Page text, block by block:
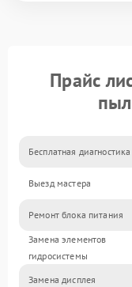
Прайс
Бесплатная диагностика
Выезд мастера
Ремонт блока питания
Замена элементов
гидросистемы
Замена дисплея